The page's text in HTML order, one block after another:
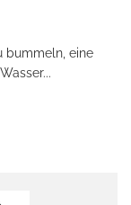
bummeln, eine
...